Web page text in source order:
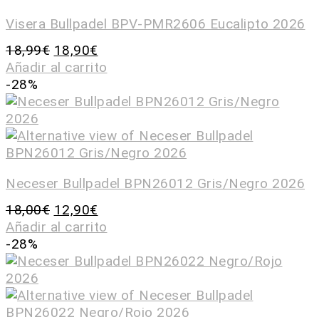
Visera Bullpadel BPV-PMR2606 Eucalipto 2026
18,99€ 18,90€
Añadir al carrito
-28%
Neceser Bullpadel BPN26012 Gris/Negro 2026
18,00€ 12,90€
Añadir al carrito
-28%